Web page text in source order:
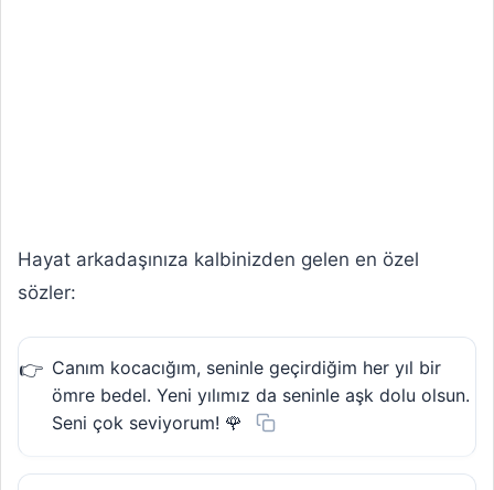
Hayat arkadaşınıza kalbinizden gelen en özel
sözler:
Canım kocacığım, seninle geçirdiğim her yıl bir
ömre bedel. Yeni yılımız da seninle aşk dolu olsun.
Seni çok seviyorum! 🌹